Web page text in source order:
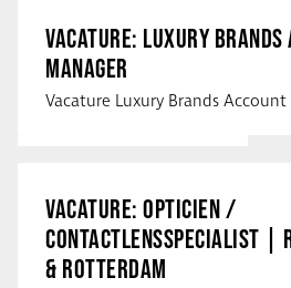
VACATURE: LUXURY BRANDS
MANAGER
VACATURE: OPTICIEN /
CONTACTLENSSPECIALIST |
& ROTTERDAM